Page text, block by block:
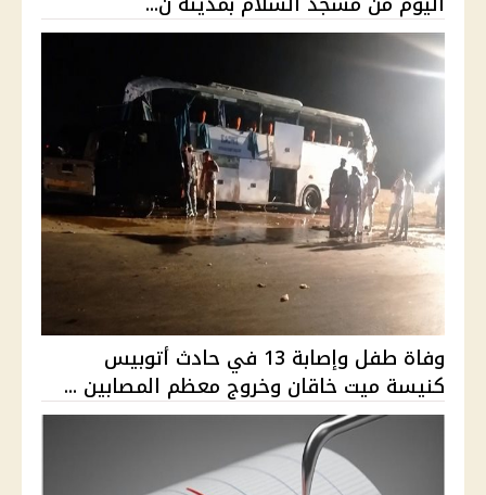
وفاة طفل وإصابة 13 في حادث أتوبيس
كنيسة ميت خاقان وخروج معظم المصابين ...